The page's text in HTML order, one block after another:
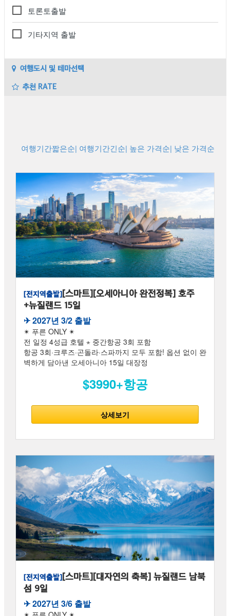
토론토출발
기타지역 출발
여행도시 및 테마선택
추천 RATE
여행기간짧은순| 여행기간긴순| 높은 가격순| 낮은 가격순
[전지역출발][스마트][오세아니아 완전정복] 호주
+뉴질랜드 15일
✈︎ 2027년 3/2 출발
✴ 푸른 ONLY ✴
전 일정 4성급 호텔 ⋆ 중간항공 3회 포함
항공 3회·크루즈·곤돌라·스파까지 모두 포함! 옵션 없이 완
벽하게 담아낸 오세아니아 15일 대장정
$3990+항공
상세보기
[전지역출발][스마트][대자연의 축복] 뉴질랜드 남북
섬 9일
✈︎ 2027년 3/6 출발